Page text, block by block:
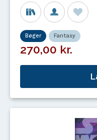
Bøger Fantasy
270,00 kr.